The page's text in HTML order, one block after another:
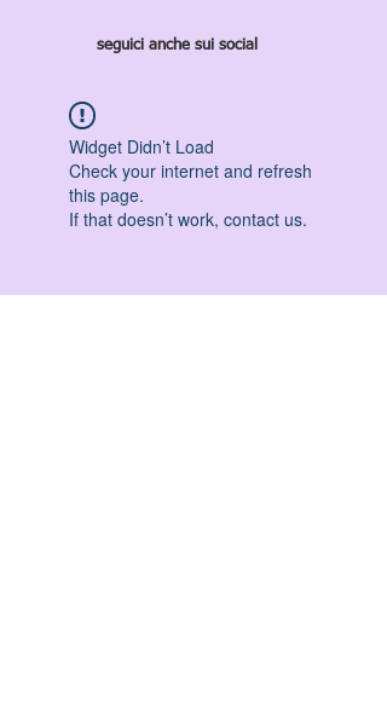
seguici anche sui social
Widget Didn’t Load
Check your internet and refresh
this page.
If that doesn’t work, contact us.